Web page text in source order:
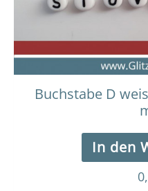
Buchstabe D
In den